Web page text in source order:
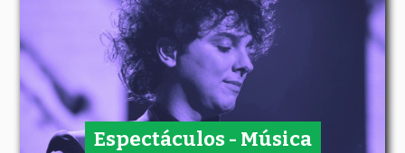
Espectáculos - Música